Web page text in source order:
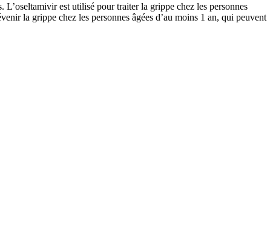
est utilisé pour traiter la grippe chez les personnes
la grippe chez les personnes âgées d’au moins 1 an, qui peuvent